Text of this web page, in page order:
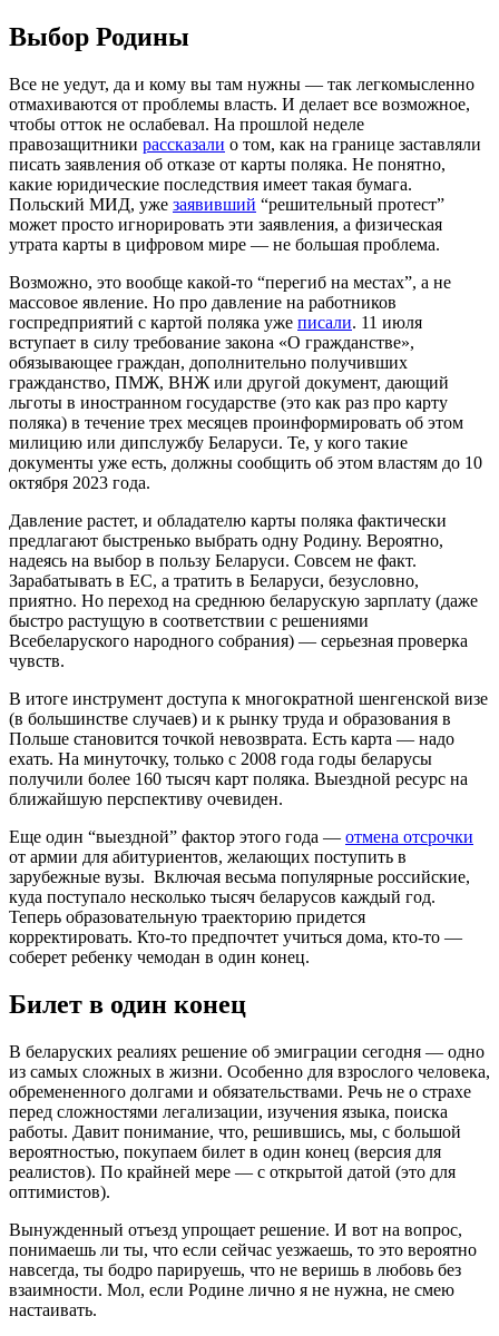
Выбор Родины
Все не уедут, да и кому вы там нужны — так легкомысленно
отмахиваются от проблемы власть. И делает все возможное,
чтобы отток не ослабевал. На прошлой неделе
правозащитники рассказали о том, как на границе заставляли
писать заявления об отказе от карты поляка. Не понятно,
какие юридические последствия имеет такая бумага.
Польский МИД, уже заявивший “решительный протест”
может просто игнорировать эти заявления, а физическая
утрата карты в цифровом мире — не большая проблема.
Возможно, это вообще какой-то “перегиб на местах”, а не
массовое явление. Но про давление на работников
госпредприятий с картой поляка уже писали. 11 июля
вступает в силу требование закона «О гражданстве»,
обязывающее граждан, дополнительно получивших
гражданство, ПМЖ, ВНЖ или другой документ, дающий
льготы в иностранном государстве (это как раз про карту
поляка) в течение трех месяцев проинформировать об этом
милицию или дипслужбу Беларуси. Те, у кого такие
документы уже есть, должны сообщить об этом властям до 10
октября 2023 года.
Давление растет, и обладателю карты поляка фактически
предлагают быстренько выбрать одну Родину. Вероятно,
надеясь на выбор в пользу Беларуси. Совсем не факт.
Зарабатывать в ЕС, а тратить в Беларуси, безусловно,
приятно. Но переход на среднюю беларускую зарплату (даже
быстро растущую в соответствии с решениями
Всебеларуского народного собрания) — серьезная проверка
чувств.
В итоге инструмент доступа к многократной шенгенской визе
(в большинстве случаев) и к рынку труда и образования в
Польше становится точкой невозврата. Есть карта — надо
ехать. На минуточку, только с 2008 года годы беларусы
получили более 160 тысяч карт поляка. Выездной ресурс на
ближайшую перспективу очевиден.
Еще один “выездной” фактор этого года — отмена отсрочки
от армии для абитуриентов, желающих поступить в
зарубежные вузы. Включая весьма популярные российские,
куда поступало несколько тысяч беларусов каждый год.
Теперь образовательную траекторию придется
корректировать. Кто-то предпочтет учиться дома, кто-то —
соберет ребенку чемодан в один конец.
Билет в один конец
В беларуских реалиях решение об эмиграции сегодня — одно
из самых сложных в жизни. Особенно для взрослого человека,
обремененного долгами и обязательствами. Речь не о страхе
перед сложностями легализации, изучения языка, поиска
работы. Давит понимание, что, решившись, мы, с большой
вероятностью, покупаем билет в один конец (версия для
реалистов). По крайней мере — с открытой датой (это для
оптимистов).
Вынужденный отъезд упрощает решение. И вот на вопрос,
понимаешь ли ты, что если сейчас уезжаешь, то это вероятно
навсегда, ты бодро парируешь, что не веришь в любовь без
взаимности. Мол, если Родине лично я не нужна, не смею
настаивать.